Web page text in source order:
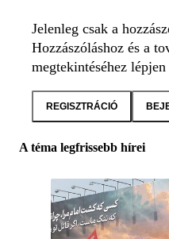
Jelenleg csak a
Hozzászóláshoz és a
megtekintéséhez
REGISZTRÁCIÓ
A téma legfrissebb hírei